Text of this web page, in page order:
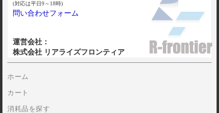
(対応は平日9～18時)
問い合わせフォーム
運営会社：
株式会社 リアライズフロンティア
ホーム
カート
消耗品を探す